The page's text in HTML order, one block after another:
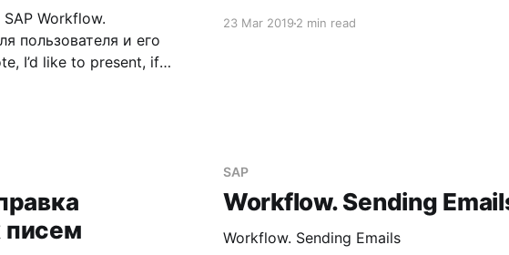
Workflow.
пользователя и его
23 Mar 20192 min read
писем
SAP
Workflow. Sending
Workflow. Sending Emails